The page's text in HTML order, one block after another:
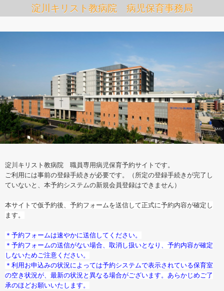
淀川キリスト教病院 病児保育事務局
淀川キリスト教病院 職員専用病児保育予約サイトです。
ご利用には事前の登録手続きが必要です。（所定の登録手続きが完了し
ていないと、本予約システムの新規会員登録はできません）
本サイトで仮予約後、予約フォームを送信して正式に予約内容が確定し
ます。
＊予約フォームは速やかに送信してください。
＊予約フォームの送信がない場合、取消し扱いとなり、予約内容が確定
しないためご注意ください。
＊利用お申込みの状況によっては予約システムで表示されている保育室
の空き状況が、最新の状況と異なる場合がございます。あらかじめご了
承のほどお願いいたします。